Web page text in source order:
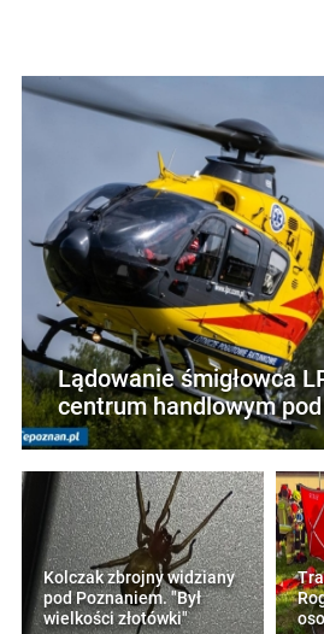
Lądowanie śmigłowca
centrum handlowym
Kolczak zbrojny widziany
pod Poznaniem. "Był
wielkości złotówki"